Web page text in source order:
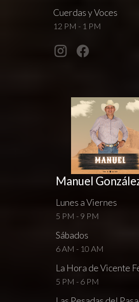
Cuerdas y Voces
12 PM - 1 PM
Manuel
Lunes a Viernes
5 PM - 9 PM
Sábados
6 AM - 10 AM
La Hora de Vicente
5 PM - 6 PM